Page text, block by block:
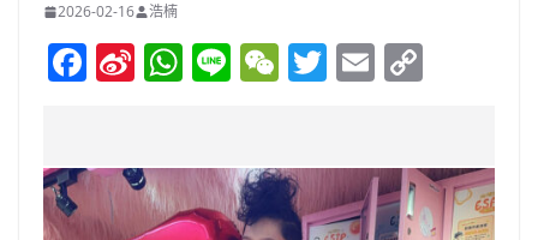
2026-02-16 浩楠
F
e
b
Si
W
ei
W
s
A
Li W
h
at
T
er
E
l y
Li